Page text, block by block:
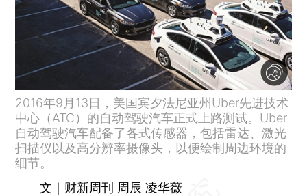
2016年9月13日，美国宾夕法尼亚州Uber先进技术
中心（ATC）的自动驾驶汽车正式上路测试。Uber
自动驾驶汽车配备了各式传感器，包括雷达、激光
扫描仪以及高分辨率摄像头，以便绘制周边环境的
细节。
文｜财新周刊 周辰 凌华薇